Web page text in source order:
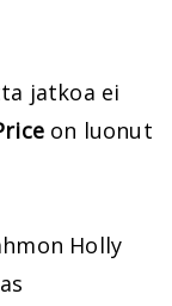
jatkoa ei
on luonut
Holly